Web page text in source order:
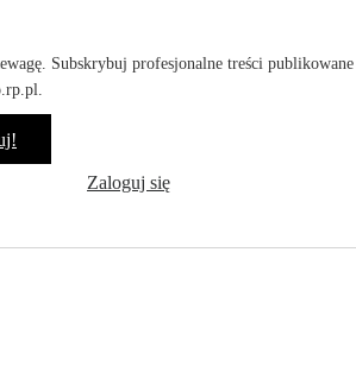
Subskrybuj profesjonalne treści publikowane
Zaloguj się